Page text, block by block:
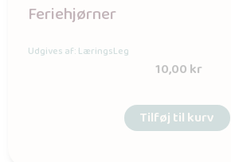
Feriehjørner
Udgives af: LæringsLeg
10,00kr
Tilføj til kurv